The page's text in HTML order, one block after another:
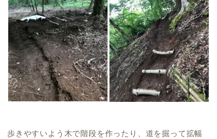
歩きやすいよう木で階段を作ったり、道を掘って拡幅